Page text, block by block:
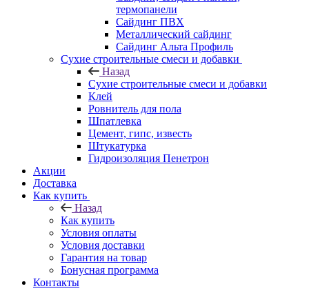
термопанели
Сайдинг ПВХ
Металлический сайдинг
Сайдинг Альта Профиль
Сухие строительные смеси и добавки
Назад
Сухие строительные смеси и добавки
Клей
Ровнитель для пола
Шпатлевка
Цемент, гипс, известь
Штукатурка
Гидроизоляция Пенетрон
Акции
Доставка
Как купить
Назад
Как купить
Условия оплаты
Условия доставки
Гарантия на товар
Бонусная программа
Контакты